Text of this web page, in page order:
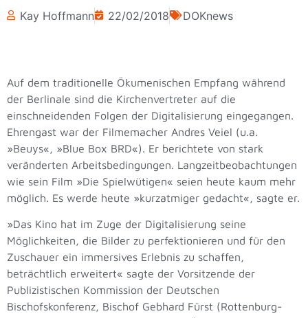
Kay Hoffmann 22/02/2018 DOKnews
Auf dem traditionelle Ökumenischen Empfang während
der Berlinale sind die Kirchenvertreter auf die
einschneidenden Folgen der Digitalisierung eingegangen.
Ehrengast war der Filmemacher Andres Veiel (u.a.
»Beuys«, »Blue Box BRD«). Er berichtete von stark
veränderten Arbeitsbedingungen. Langzeitbeobachtungen
wie sein Film »Die Spielwütigen« seien heute kaum mehr
möglich. Es werde heute »kurzatmiger gedacht«, sagte er.
»Das Kino hat im Zuge der Digitalisierung seine
Möglichkeiten, die Bilder zu perfektionieren und für den
Zuschauer ein immersives Erlebnis zu schaffen,
beträchtlich erweitert« sagte der Vorsitzende der
Publizistischen Kommission der Deutschen
Bischofskonferenz, Bischof Gebhard Fürst (Rottenburg-